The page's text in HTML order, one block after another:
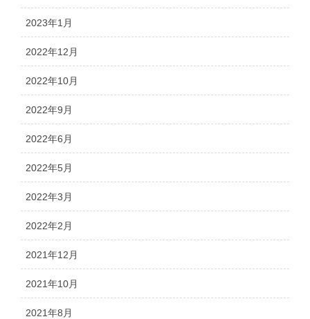
2023年1月
2022年12月
2022年10月
2022年9月
2022年6月
2022年5月
2022年3月
2022年2月
2021年12月
2021年10月
2021年8月